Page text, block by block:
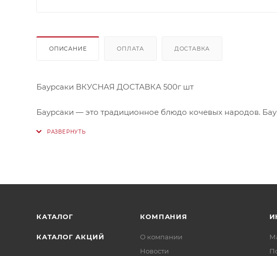
ОПИСАНИЕ ОПЛАТА ДОСТАВКА
Баурсаки ВКУСНАЯ ДОСТАВКА 500г шт
Баурсаки — это традиционное блюдо кочевых народов.
КАТАЛОГ
КАТАЛОГ АКЦИЙ
КОМПАНИЯ
О компании
Новости